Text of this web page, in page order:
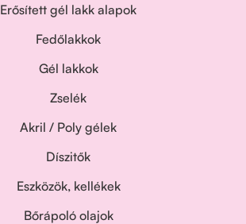
Erősített gél lakk alapok
Fedőlakkok
Gél lakkok
Zselék
Akril / Poly gélek
Díszitők
Eszközök, kellékek
Bőrápoló olajok